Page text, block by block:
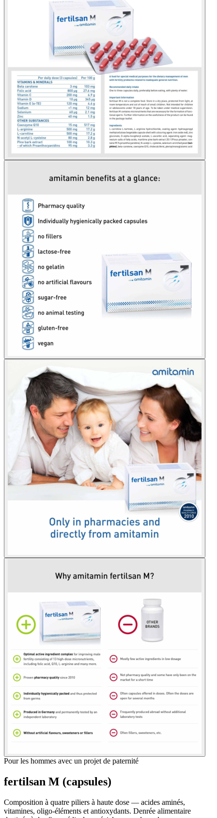
Pour les hommes avec un projet de paternité
fertilsan M (capsules)
Composition à quatre piliers à haute dose — acides aminés,
vitamines, oligo-éléments et antioxydants. Denrée alimentaire